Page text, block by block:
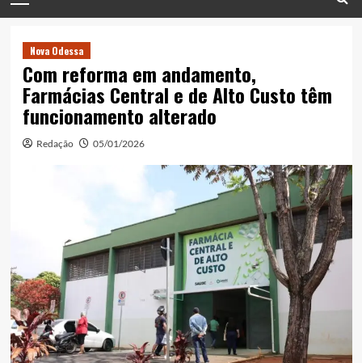
Menu
Nova Odessa
Com reforma em andamento,
Farmácias Central e de Alto Custo têm
funcionamento alterado
Redação 05/01/2026